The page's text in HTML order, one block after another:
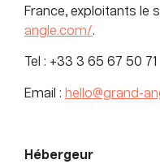
France, exploitants le
angle.com/.
Tel : +33 3 65 67 50 71
Email : hello@grand-
Hébergeur